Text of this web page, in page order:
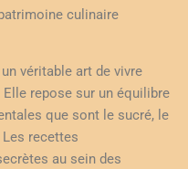
culinaire
véritable art de vivre
repose sur un équilibre
que sont le sucré, le
recettes
au sein des